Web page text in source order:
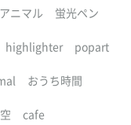
アニマル 蛍光ペン
highlighter popart
おうち時間
cafe